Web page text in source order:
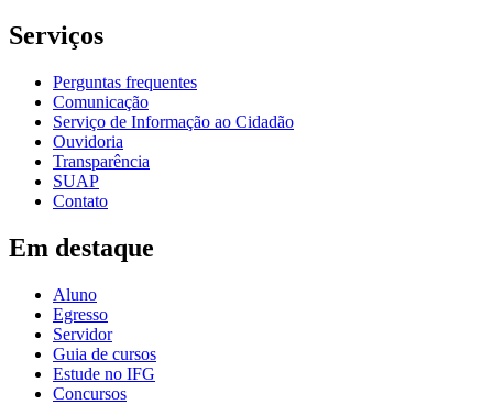
Serviços
Perguntas frequentes
Comunicação
Serviço de Informação ao Cidadão
Ouvidoria
Transparência
SUAP
Contato
Em destaque
Aluno
Egresso
Servidor
Guia de cursos
Estude no IFG
Concursos